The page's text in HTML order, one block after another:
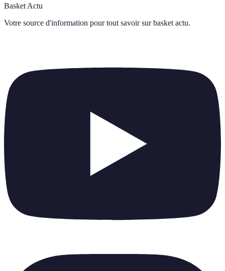
Basket Actu
Votre source d'information pour tout savoir sur basket actu.